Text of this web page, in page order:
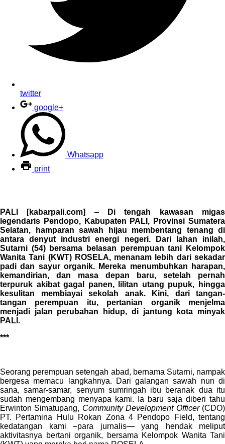
twitter
google+
Whatsapp
print
PALI [kabarpali.com] –
Di tengah kawasan migas
legendaris Pendopo, Kabupaten PALI, Provinsi Sumatera
Selatan, hamparan sawah hijau membentang tenang di
antara denyut industri energi negeri. Dari lahan inilah,
Sutarni (54) bersama belasan perempuan tani Kelompok
Wanita Tani (KWT) ROSELA, menanam lebih dari sekadar
padi dan sayur organik. Mereka menumbuhkan harapan,
kemandirian, dan masa depan baru, setelah pernah
terpuruk akibat gagal panen, lilitan utang pupuk, hingga
kesulitan membiayai sekolah anak. Kini, dari tangan-
tangan perempuan itu, pertanian organik menjelma
menjadi jalan perubahan hidup, di jantung kota minyak
PALI.
***
Seorang perempuan setengah abad, bernama Sutarni, nampak
bergesa memacu langkahnya. Dari galangan sawah nun di
sana, samar-samar, senyum sumringah ibu beranak dua itu
sudah mengembang menyapa kami. Ia baru saja diberi tahu
Erwinton Simatupang, Community Development Officer(CDO)
PT. Pertamina Hulu Rokan Zona 4 Pendopo Field, tentang
kedatangan kami –para jurnalis— yang hendak meliput
aktivitasnya bertani organik, bersama Kelompok Wanita Tani